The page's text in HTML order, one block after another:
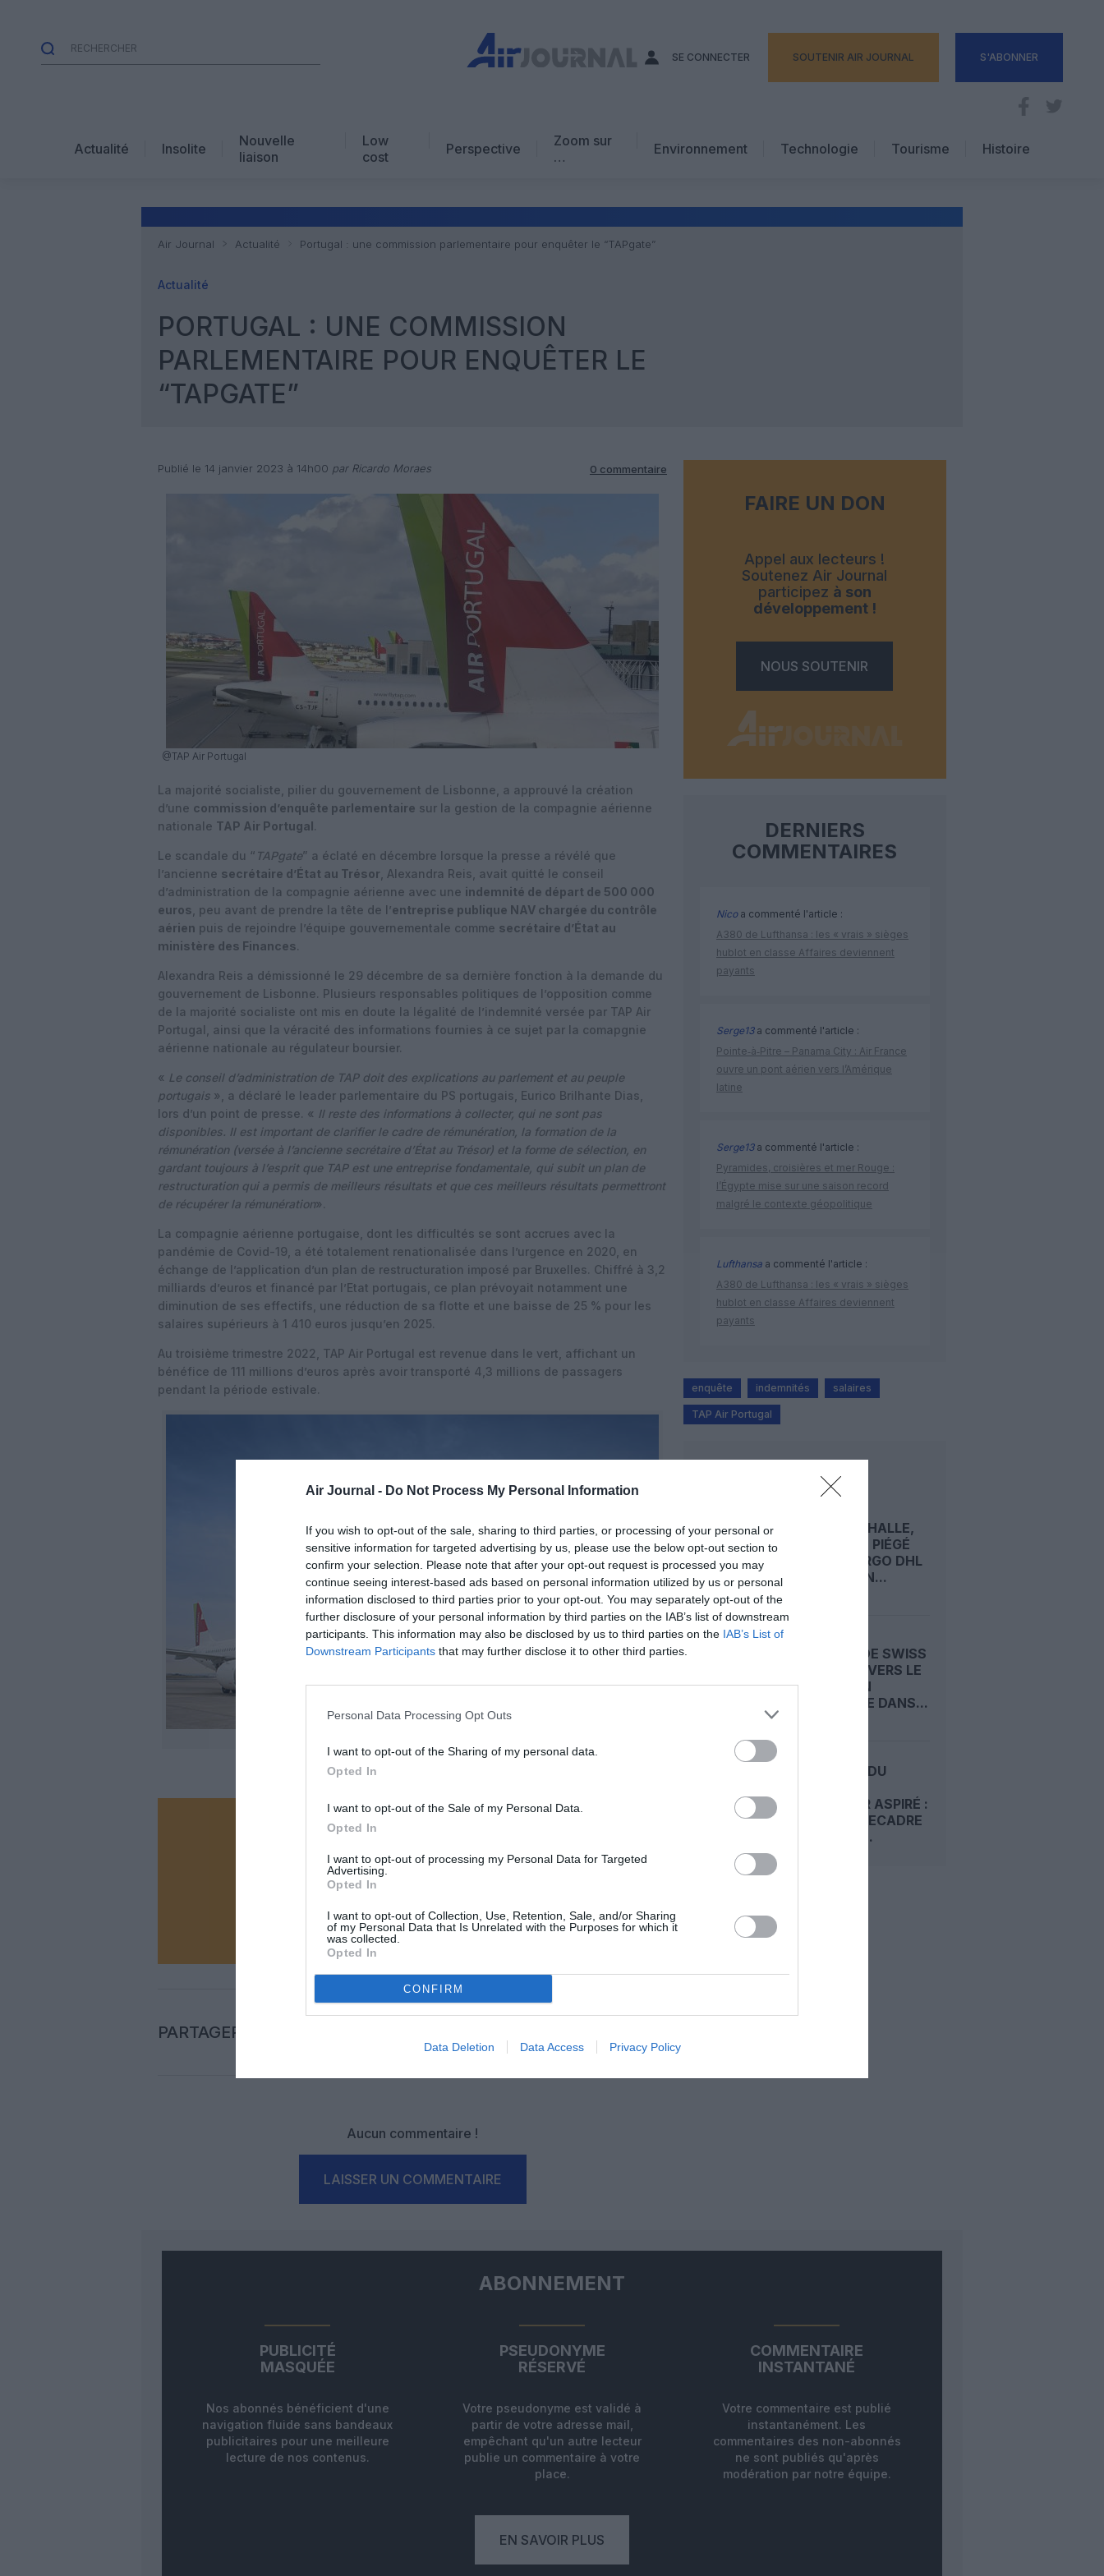
Air Journal - Do Not Process My Personal Information
If you wish to opt-out of the sale, sharing to third parties, or processing of your personal or
sensitive information for targeted advertising by us, please use the below opt-out section to
confirm your selection. Please note that after your opt-out request is processed you may
continue seeing interest-based ads based on personal information utilized by us or personal
information disclosed to third parties prior to your opt-out. You may separately opt-out of the
further disclosure of your personal information by third parties on the IAB’s list of downstream
participants. This information may also be disclosed by us to third parties on the IAB’s List of
Downstream Participants that may further disclose it to other third parties.
Personal Data Processing Opt Outs
I want to opt-out of the Sharing of my personal data.
Opted In
I want to opt-out of the Sale of my Personal Data.
Opted In
I want to opt-out of processing my Personal Data for Targeted
Advertising.
Opted In
I want to opt-out of Collection, Use, Retention, Sale, and/or Sharing
of my Personal Data that Is Unrelated with the Purposes for which it
was collected.
Opted In
CONFIRM
Data Deletion Data Access Privacy Policy
SE CONNECTER SOUTENIR AIR JOURNAL S'ABONNER
Actualité Insolite
Nouvelle
liaison
Low
cost
Perspective
Zoom sur
…
Avis d’expert
Environnement Technologie
Tourisme
Hôtellerie
Histoire
Air Journal Actualité Portugal : une commission parlementaire pour enquêter le “TAPgate”
Actualité
PORTUGAL : UNE COMMISSION
PARLEMENTAIRE POUR ENQUÊTER LE
“TAPGATE”
Publié le 14 janvier 2023 à 14h00 par Ricardo Moraes 0 commentaire
@TAP Air Portugal
La majorité socialiste, pilier du gouvernement de Lisbonne, a approuvé la création
d’une commission d’enquête parlementaire sur la gestion de la compagnie aérienne
nationale TAP Air Portugal.
Le scandale du “ TAPgate” a éclaté en décembre lorsque la presse a révélé que
l’ancienne secrétaire d’État au Trésor , Alexandra Reis, avait quitté le conseil
d’administration de la compagnie aérienne avec une indemnité de départ de 500 000
euros , peu avant de prendre la tête de l’entreprise publique NAV chargée du contrôle
aérien puis de rejoindre l’équipe gouvernementale comme secrétaire d’État au
ministère des Finances.
Alexandra Reis a démissionné le 29 décembre de sa dernière fonction à la demande du
gouvernement de Lisbonne. Plusieurs responsables politiques de l’opposition comme
de la majorité socialiste ont mis en doute la légalité de l’indemnité versée par TAP Air
Portugal, ainsi que la véracité des informations fournies à ce sujet par la comapgnie
aérienne nationale au régulateur boursier.
« Le conseil d’administration de TAP doit des explications au parlement et au peuple
portugais », a déclaré le leader parlementaire du PS portugais, Eurico Brilhante Dias,
lors d’un point de presse. « Il reste des informations à collecter, qui ne sont pas
disponibles. Il est important de clarifier le cadre de rémunération, la formation de la
rémunération (versée à l’ancienne secrétaire d’État au Trésor) et la forme de sélection, en
gardant toujours à l’esprit que TAP est une entreprise fondamentale, qui subit un plan de
restructuration qui a permis de meilleurs résultats et que ces meilleurs résultats permettront
de récupérer la rémunération».
La compagnie aérienne portugaise, dont les difficultés se sont accrues avec la
pandémie de Covid-19, a été totalement renationalisée dans l’urgence en 2020, en
échange de l’application d’un plan de restructuration imposé par Bruxelles. Chiffré à 3,2
milliards d’euros et financé par l’Etat portugais, ce plan prévoyait notamment une
diminution de ses effectifs, une réduction de sa flotte et une baisse de 25 % pour les
salaires supérieurs à 1 410 euros jusqu’en 2025.
Au troisième trimestre 2022, TAP Air Portugal est revenue dans le vert, affichant un
bénéfice de 111 millions d’euros après avoir transporté 4,3 millions de passagers
pendant la période estivale.
Vous avez apprécié l’article ?
Soutenez-nous, faites un don !
NOUS SOUTENIR
PARTAGER L'ARTICLE
Aucun commentaire !
LAISSER UN COMMENTAIRE
FAIRE UN DON
Appel aux lecteurs !
Soutenez Air Journal
participez à son
développement !
NOUS SOUTENIR
DERNIERS
COMMENTAIRES
Nicoa commenté l'article :
A380 de Lufthansa : les « vrais » sièges
hublot en classe Affaires deviennent
payants
Serge13a commenté l'article :
Pointe‑à‑Pitre – Panama City : Air France
ouvre un pont aérien vers l’Amérique
latine
Serge13a commenté l'article :
Pyramides, croisières et mer Rouge :
l’Égypte mise sur une saison record
malgré le contexte géopolitique
Lufthansa a commenté l'article :
A380 de Lufthansa : les « vrais » sièges
hublot en classe Affaires deviennent
payants
enquête indemnités salaires
TAP Air Portugal
LIRE AUSSI
À LEIPZIG/HALLE,
UN DRONE PIÉGÉ
ET UN CARGO DHL
HEURTÉ EN...
UN A330 DE SWISS
DÉROUTÉ VERS LE
MAINE : UN
« INCENDIE DANS...
INCIDENT DU
PASSAGER ASPIRÉ :
LE NTSB RECADRE
MICHAEL...
ABONNEMENT
PUBLICITÉ
MASQUÉE
Nos abonnés bénéficient d'une
navigation fluide sans bandeaux
publicitaires pour une meilleure
lecture de nos contenus.
PSEUDONYME
RÉSERVÉ
Votre pseudonyme est validé à
partir de votre adresse mail,
empêchant qu'un autre lecteur
publie un commentaire à votre
place.
COMMENTAIRE
INSTANTANÉ
Votre commentaire est publié
instantanément. Les
commentaires des non-abonnés
ne sont publiés qu'après
modération par notre équipe.
EN SAVOIR PLUS